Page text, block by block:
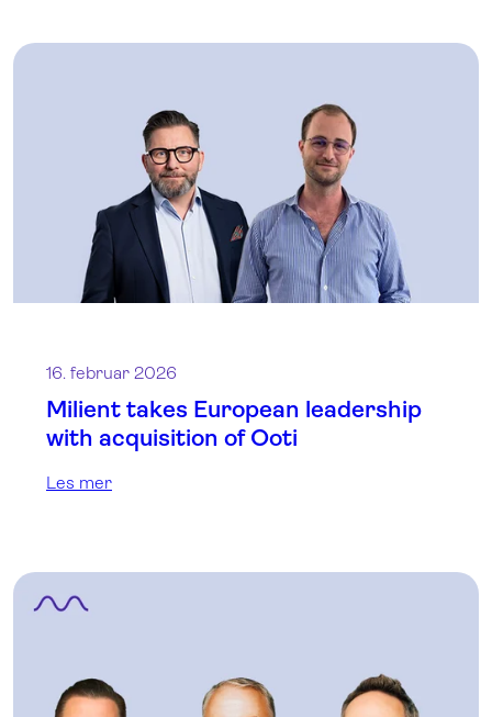
16. februar 2026
Milient takes European leadership
with acquisition of Ooti
Les mer